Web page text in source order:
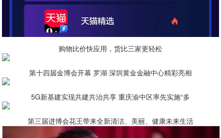
购物比价快应用，货比三家更轻松
第十四届金博会开幕 罗湖·深圳黄金金融中心精彩亮相
5G新基建实现共建共治共享 重庆渝中区率先实施“多
第三届进博会花王带来全新清洁、美丽、健康未来生活